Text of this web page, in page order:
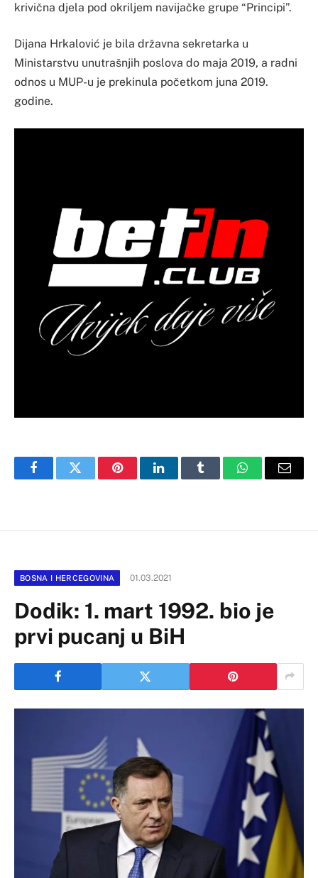
krivična djela pod okriljem navijačke grupe “Principi”.
Dijana Hrkalović je bila državna sekretarka u
Ministarstvu unutrašnjih poslova do maja 2019, a radni
odnos u MUP-u je prekinula početkom juna 2019.
godine.
FacebookTwitter PinterestLinkedInTumblr WhatsAppEmail
BOSNA I HERCEGOVINA 01.03.2021
Dodik: 1. mart 1992. bio je
prvi pucanj u BiH